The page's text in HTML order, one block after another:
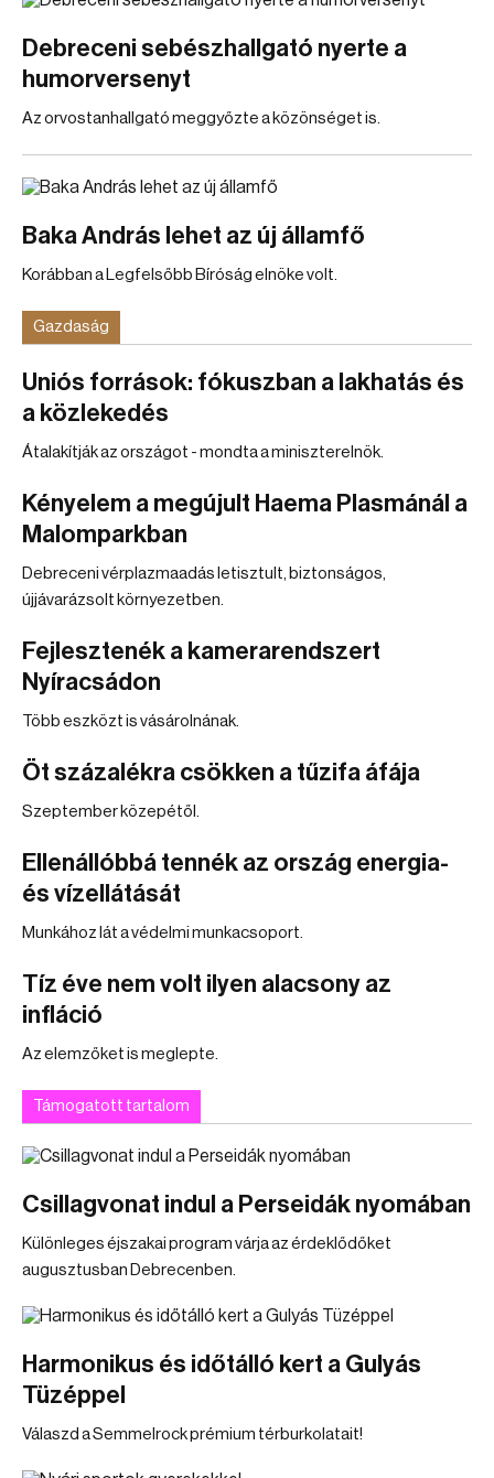
Debreceni sebészhallgató nyerte a
humorversenyt
Az orvostanhallgató meggyőzte a közönséget is.
Baka András lehet az új államfő
Korábban a Legfelsőbb Bíróság elnöke volt.
Gazdaság
Uniós források: fókuszban a lakhatás és
a közlekedés
Átalakítják az országot - mondta a miniszterelnök.
Kényelem a megújult Haema Plasmánál a
Malomparkban
Debreceni vérplazmaadás letisztult, biztonságos,
újjávarázsolt környezetben.
Fejlesztenék a kamerarendszert
Nyíracsádon
Több eszközt is vásárolnának.
Öt százalékra csökken a tűzifa áfája
Szeptember közepétől.
Ellenállóbbá tennék az ország energia-
és vízellátását
Munkához lát a védelmi munkacsoport.
Tíz éve nem volt ilyen alacsony az
infláció
Az elemzőket is meglepte.
Támogatott tartalom
Csillagvonat indul a Perseidák nyomában
Különleges éjszakai program várja az érdeklődőket
augusztusban Debrecenben.
Harmonikus és időtálló kert a Gulyás
Tüzéppel
Válaszd a Semmelrock prémium térburkolatait!